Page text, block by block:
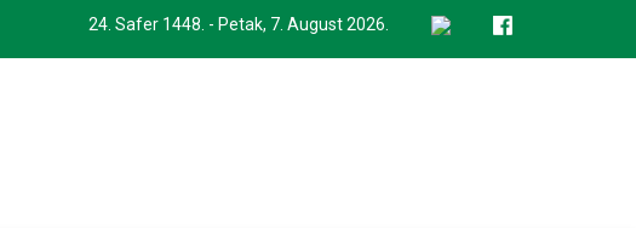
24. Safer 1448. - Petak, 7. August 2026.